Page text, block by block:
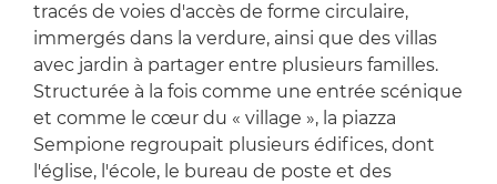
tracés de voies d'accès de forme circulaire,
immergés dans la verdure, ainsi que des villas
avec jardin à partager entre plusieurs familles.
Structurée à la fois comme une entrée scénique
et comme le cœur du « village », la piazza
Sempione regroupait plusieurs édifices, dont
l'église, l'école, le bureau de poste et des